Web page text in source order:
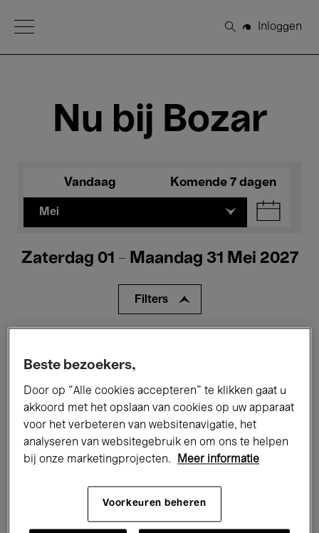
Open Menu
Zoeken
Inloggen
Nu bij Bozar
Vandaag Komende 7 dagen
Mei
Zaterdag 01 - Maandag 31 Mei 2027
Filters
Performances Lezingen & Debatten
Jazz Klassieke Muziek Global Music
Beste bezoekers,
Door op “Alle cookies accepteren” te klikken gaat u
akkoord met het opslaan van cookies op uw apparaat
voor het verbeteren van websitenavigatie, het
analyseren van websitegebruik en om ons te helpen
bij onze marketingprojecten.
Meer informatie
Voorkeuren beheren